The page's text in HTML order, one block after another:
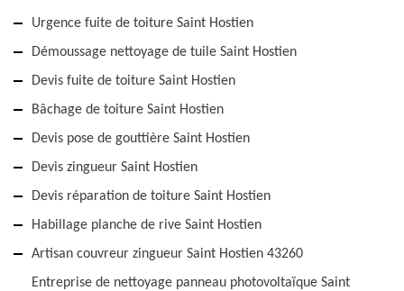
Urgence fuite de toiture Saint Hostien
Démoussage nettoyage de tuile Saint Hostien
Devis fuite de toiture Saint Hostien
Bâchage de toiture Saint Hostien
Devis pose de gouttière Saint Hostien
Devis zingueur Saint Hostien
Devis réparation de toiture Saint Hostien
Habillage planche de rive Saint Hostien
Artisan couvreur zingueur Saint Hostien 43260
Entreprise de nettoyage panneau photovoltaïque Saint